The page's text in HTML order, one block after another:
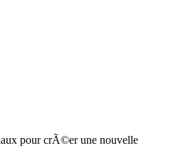
pour crÃ©er une nouvelle